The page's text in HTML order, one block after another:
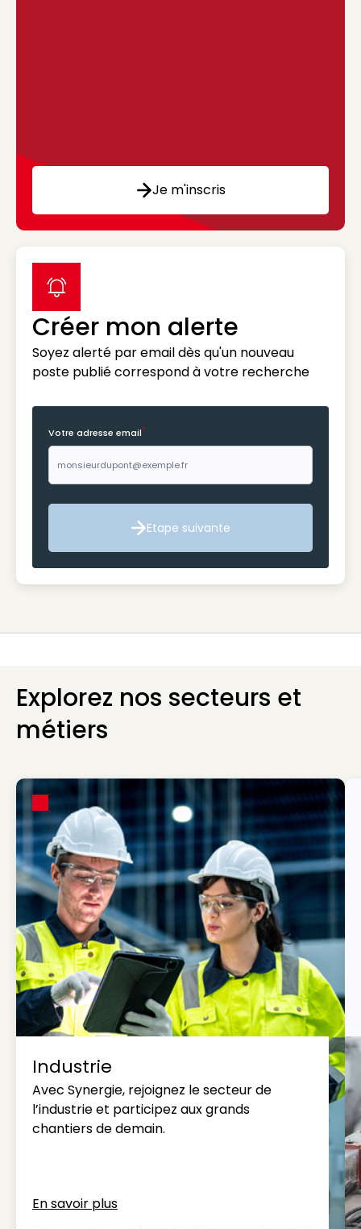
Je m'inscris
Créer mon alerte
Soyez alerté par email dès qu'un nouveau
poste publié correspond à votre recherche
label icon
Votre adresse email*
Etape suivante
Etape suivante
Explorez nos secteurs et
métiers
Industrie
Avec Synergie, rejoignez le secteur de
l’industrie et participez aux grands
chantiers de demain.
En savoir plus